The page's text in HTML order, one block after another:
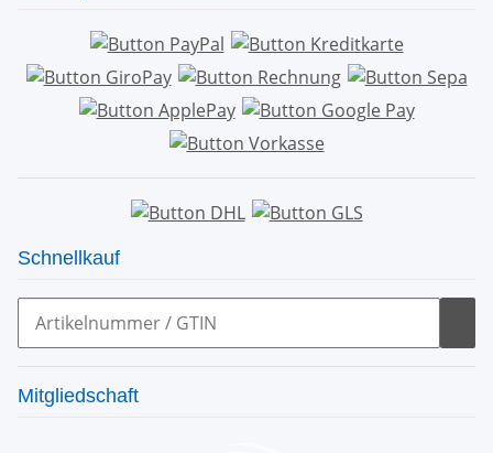
Schnellkauf
Mitgliedschaft